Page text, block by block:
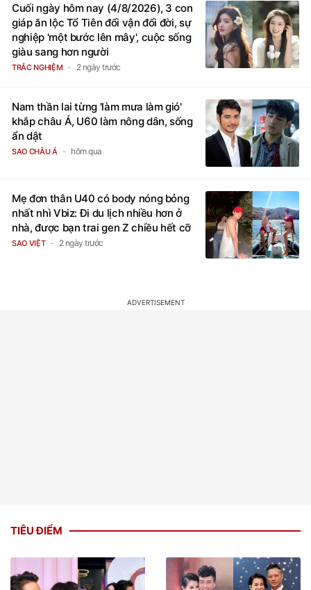
Cuối ngày hôm nay (4/8/2026), 3 con
giáp ăn lộc Tổ Tiên đổi vận đổi đời, sự
nghiệp 'một bước lên mây', cuộc sống
giàu sang hơn người
TRẮC NGHIỆM 2 ngày trước
Nam thần lai từng 'làm mưa làm gió'
khắp châu Á, U60 làm nông dân, sống
ẩn dật
SAO CHÂU Á hôm qua
Mẹ đơn thân U40 có body nóng bỏng
nhất nhì Vbiz: Đi du lịch nhiều hơn ở
nhà, được bạn trai gen Z chiều hết cỡ
SAO VIỆT 2 ngày trước
TIÊU ĐIỂM